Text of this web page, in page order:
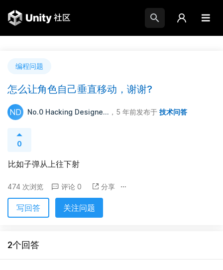
编程问题
怎么让角色自己垂直移动，谢谢?
ND No.0 Hacking Designe... ，5 年前发布于 技术问答
0
比如子弹从上往下射
474 次浏览 评论 0 分享
写回答 关注问题
2个回答